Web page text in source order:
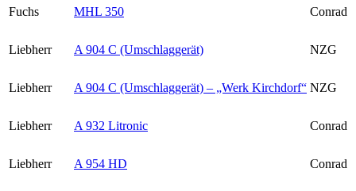
Fuchs MHL 350 Conrad
Liebherr A 904 C (Umschlaggerät) NZG
Liebherr A 904 C (Umschlaggerät) – „Werk Kirchdorf“ NZG
Liebherr A 932 Litronic Conrad
Liebherr A 954 HD Conrad